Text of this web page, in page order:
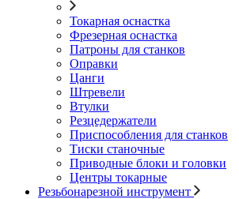
Токарная оснастка
Фрезерная оснастка
Патроны для станков
Оправки
Цанги
Штревели
Втулки
Резцедержатели
Приспособления для станков
Тиски станочные
Приводные блоки и головки
Центры токарные
Резьбонарезной инструмент